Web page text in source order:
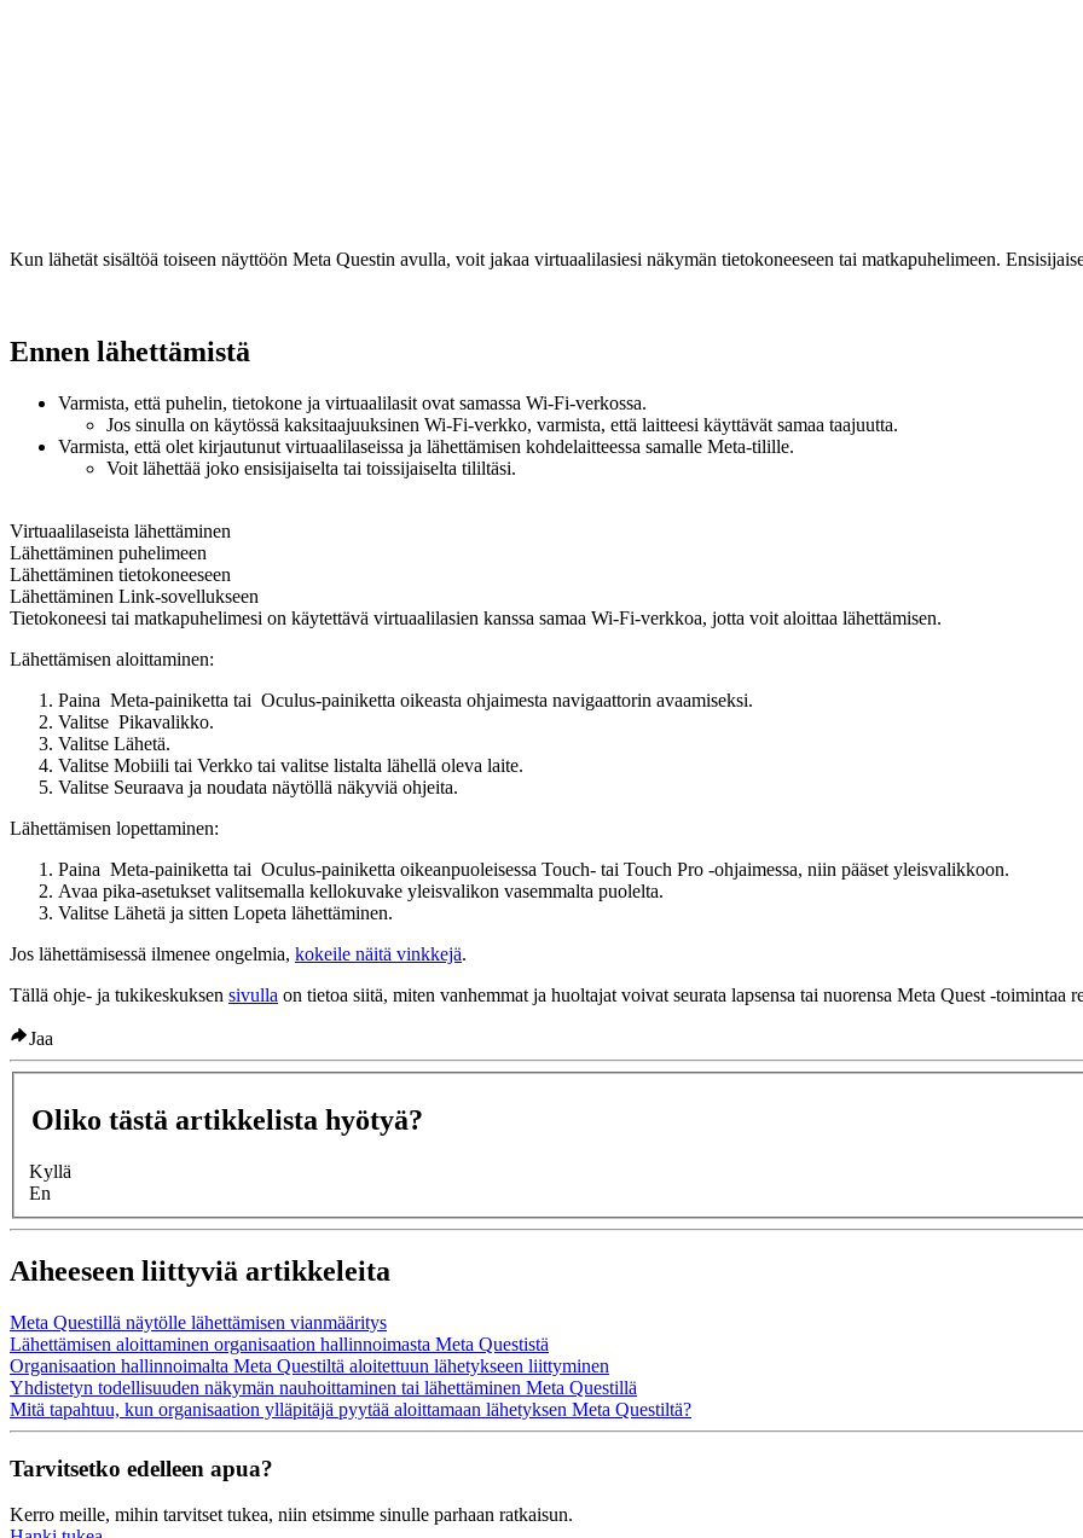
Kun lähetät sisältöä toiseen näyttöön Meta Questin avulla, voit jakaa virtuaalilasiesi näkymän tietokoneeseen tai matkapuhelimeen.
Ennen lähettämistä
Varmista, että puhelin, tietokone ja virtuaalilasit ovat samassa Wi-Fi-verkossa.
Jos sinulla on käytössä kaksitaajuuksinen Wi-Fi-verkko, varmista, että laitteesi käyttävät samaa taajuutta.
Varmista, että olet kirjautunut virtuaalilaseissa ja lähettämisen kohdelaitteessa samalle Meta-tilille.
Voit lähettää joko ensisijaiselta tai toissijaiselta tililtäsi.
Virtuaalilaseista lähettäminen
Lähettäminen puhelimeen
Lähettäminen tietokoneeseen
Lähettäminen Link-sovellukseen
Tietokoneesi tai matkapuhelimesi on käytettävä virtuaalilasien kanssa samaa Wi-Fi-verkkoa, jotta voit aloittaa lähettämisen.
Lähettämisen aloittaminen:
Paina Meta-painiketta tai Oculus-painiketta oikeasta ohjaimesta navigaattorin avaamiseksi.
Valitse Pikavalikko.
Valitse Lähetä.
Valitse Mobiili tai Verkko tai valitse listalta lähellä oleva laite.
Valitse Seuraava ja noudata näytöllä näkyviä ohjeita.
Lähettämisen lopettaminen:
Paina Meta-painiketta tai Oculus-painiketta oikeanpuoleisessa Touch- tai Touch Pro -ohjaimessa, niin pääset yleisvalikkoon.
Avaa pika-asetukset valitsemalla kellokuvake yleisvalikon vasemmalta puolelta.
Valitse Lähetä ja sitten Lopeta lähettäminen.
Jos lähettämisessä ilmenee ongelmia, kokeile näitä vinkkejä.
Tällä ohje- ja tukikeskuksen sivulla on tietoa siitä, miten vanhemmat ja huoltajat voivat seurata lapsensa tai nuorensa Meta Quest -toimintaa
Jaa
Oliko tästä artikkelista hyötyä?
Kyllä
En
Aiheeseen liittyviä artikkeleita
Meta Questillä näytölle lähettämisen vianmääritys
Lähettämisen aloittaminen organisaation hallinnoimasta Meta Questistä
Organisaation hallinnoimalta Meta Questiltä aloitettuun lähetykseen liittyminen
Yhdistetyn todellisuuden näkymän nauhoittaminen tai lähettäminen Meta Questillä
Mitä tapahtuu, kun organisaation ylläpitäjä pyytää aloittamaan lähetyksen Meta Questiltä?
Tarvitsetko edelleen apua?
Kerro meille, mihin tarvitset tukea, niin etsimme sinulle parhaan ratkaisun.